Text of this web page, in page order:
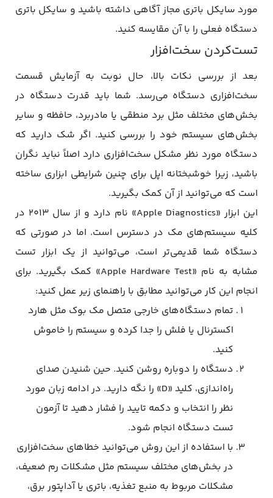
مورد سایکل باتری مجاز آگاهی داشته باشید و سایکل باتری
دستگاه فعلی را با آن مقایسه کنید.
تست‌کردن سخت‌افزار
بعد از بررسی نکات بالا، حال نوبت به آزمایش قسمت
سخت‌افزاری دستگاه می‌رسد. شما باید قدرت دستگاه در
بخش‌های مختلف مثل برد منطقی یا مادربرد، حافظه و سایر
بخش‌های سیستم خود را بررسی کنید. اگر شک دارید که
دستگاه مورد نظر مشکل سخت‌افزاری دارد اصلاً نباید نگران
باشید، زیرا خوشبختانه اپل برای چنین شرایطی ابزاری ساخته
است که می‌توانید از آن کمک بگیرید.
این ابزار «Apple Diagnostics» نام دارد و از سال ۲۰۱۳ در
کلیه سیستم‌های مک در دسترس است. اما در صورتی که
دستگاه شما قدیمی‌تر است، می‌توانید از یک ابزار تست
مشابه به نام «Apple Hardware Test» کمک بگیرید. برای
انجام این کار می‌توانید مطابق با راهنمای زیر عمل کنید:
تمام دستگاه‌های خارجی متصل مک‌ بوک مثل هارد
اکسترنال یا فلش را جدا کرده و سیستم را خاموش
کنید.
دستگاه را دوباره روشن کنید. حین شنیدن صدای
راه‌اندازی، کلید «D» را نگه دارید. در ادامه زبان مورد
نظر را انتخاب و دکمه تایید را فشار دهید تا آزمون
تست دستگاه انجام شود.
با استفاده از این روش می‌توانید خطاهای سخت‌افزاری
در بخش‌های مختلف سیستم مثل مشکلات رم ضعیف،
مشکلات مربوط به منبع تغذیه، باتری یا آداپتور برق،